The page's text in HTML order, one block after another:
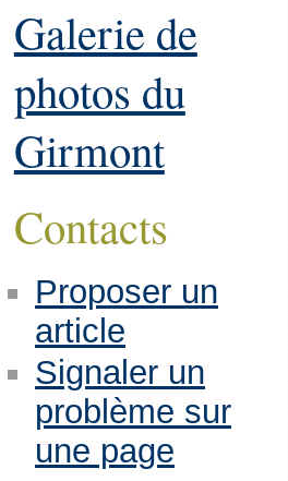
Galerie de
photos du
Girmont
Contacts
Proposer un
article
Signaler un
problème sur
une page